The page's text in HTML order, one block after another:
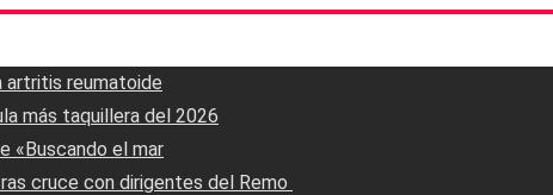
artritis reumatoide
más taquillera del 2026
«Buscando el mar
cruce con dirigentes del Remo